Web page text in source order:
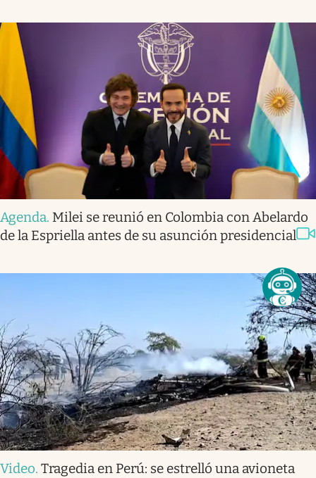
Agenda. Milei se reunió en Colombia con Abelardo
de la Espriella antes de su asunción presidencial
Video. Tragedia en Perú: se estrelló una avioneta